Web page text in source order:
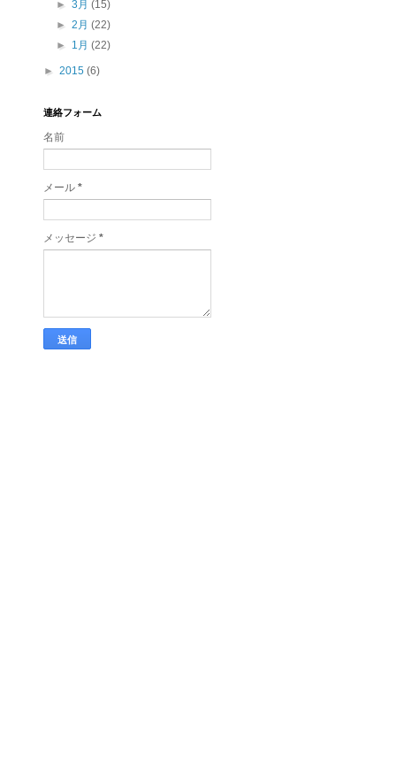
►3月(15)
►2月(22)
► 1月(22)
► 2015 (6)
連絡フォーム
名前
メール *
メッセージ *